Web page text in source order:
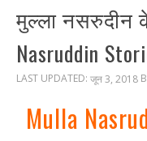
मुल्ला नसरुदीन
Nasruddin
LAST UPDATED: जून 3, 2018
Mulla